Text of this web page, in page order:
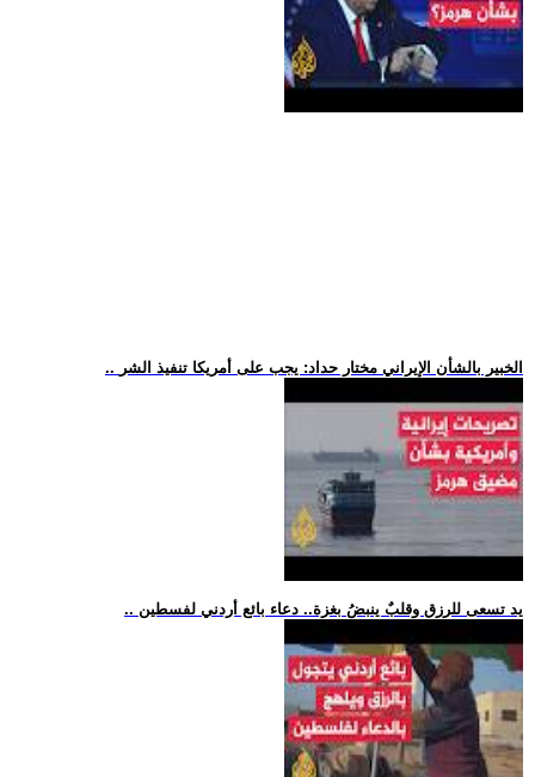
.. الخبير بالشأن الإيراني مختار حداد: يجب على أمريكا تنفيذ الشر
.. يد تسعى للرزق وقلبٌ ينبضُ بغزة.. دعاء بائع أردني لفسطين